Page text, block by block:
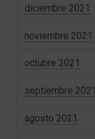
diciembre 2021
noviembre 2021
octubre 2021
septiembre 2021
agosto 2021